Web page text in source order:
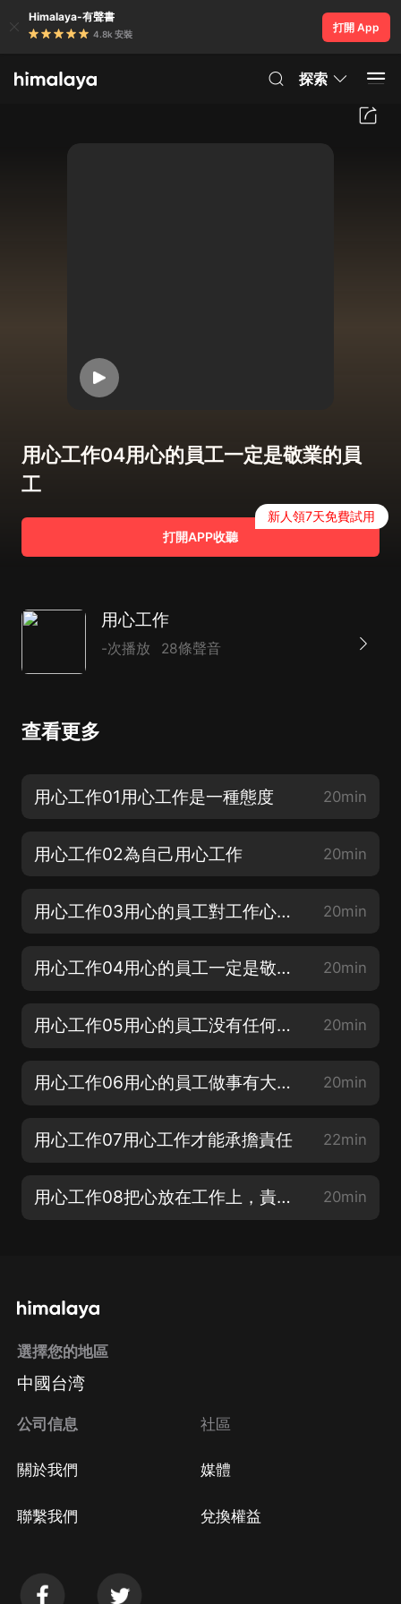
Himalaya-有聲書
4.8k 安裝
打開 App
探索
用心工作04用心的員工一定是敬業的員
工
打開APP收聽
新人領7天免費試用
用心工作
-次播放 28條聲音
查看更多
用心工作01用心工作是一種態度 20min
用心工作02為自己用心工作 20min
用心工作03用心的員工對工作心懷感激 20min
用心工作04用心的員工一定是敬業的員工 20min
用心工作05用心的員工没有任何借口 20min
用心工作06用心的員工做事有大局觀 20min
用心工作07用心工作才能承擔責任 22min
用心工作08把心放在工作上，責任到此為止 20min
選擇您的地區
中國台湾
公司信息
關於我們
聯繫我們
社區
媒體
兌換權益